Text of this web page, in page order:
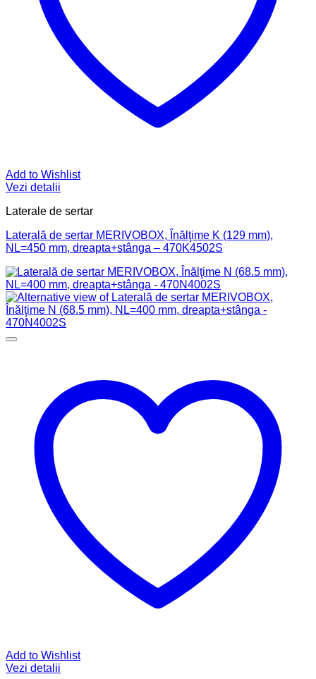
Add to Wishlist
Vezi detalii
Laterale de sertar
Laterală de sertar MERIVOBOX, Înălţime K (129 mm),
NL=450 mm, dreapta+stânga – 470K4502S
Add to Wishlist
Vezi detalii